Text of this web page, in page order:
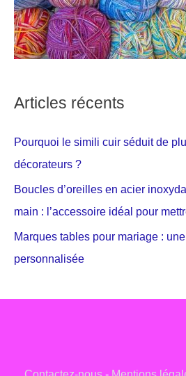
Articles récents
Pourquoi le simili cuir séduit de
décorateurs ?
Boucles d’oreilles en acier
main : l’accessoire idéal pour
Marques tables pour mariage :
personnalisée